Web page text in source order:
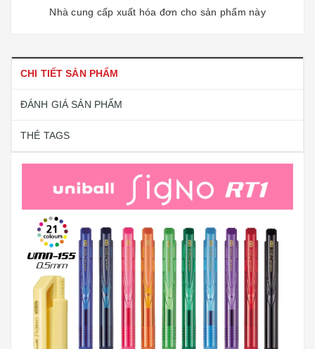
Nhà cung cấp xuất hóa đơn cho sản phẩm này
CHI TIẾT SẢN PHẨM
ĐÁNH GIÁ SẢN PHẨM
THẺ TAGS